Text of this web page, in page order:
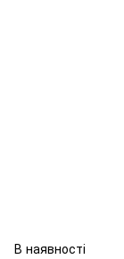
В наявності